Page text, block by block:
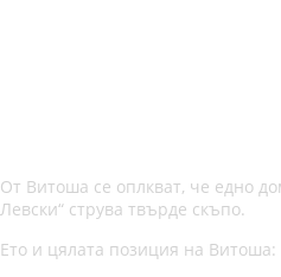
От Витоша се оплкват, че едно
Левски“ струва твърде скъпо.
Ето и цялата позиция на Витоша: